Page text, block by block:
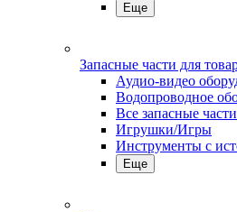
Еще
Запасные части для
Аудио-видео
Водопроводное
Все запасные
Игрушки/Игры
Инструменты с
Еще